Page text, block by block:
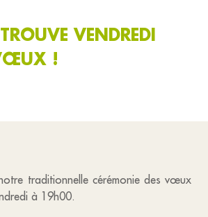
VENDREDI
!
traditionnelle cérémonie des vœux
à 19h00.